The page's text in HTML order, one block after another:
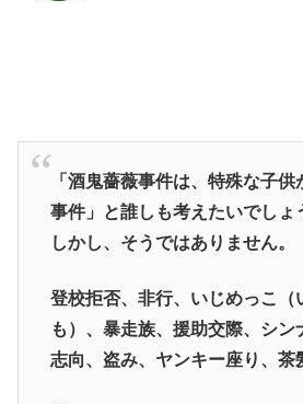
「酒鬼薔薇事件は、特殊な子
事件」と誰しも考えたいでしょ
しかし、そうではありません
登校拒否、非行、いじめっこ（
も）、暴走族、援助交際、シン
志向、盗み、ヤンキー座り、茶